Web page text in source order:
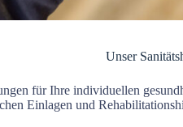
Unser
für Ihre individuellen
Einlagen und